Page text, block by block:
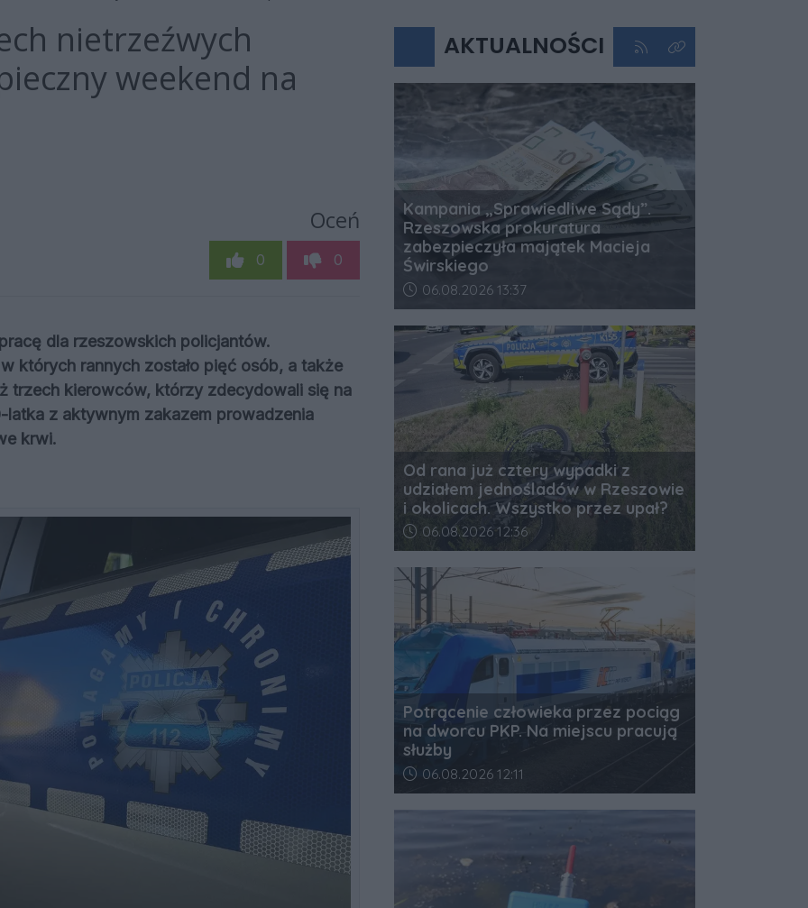
nietrzeźwych
weekend na
Oceń
0 0
dla rzeszowskich policjantów.
których rannych zostało pięć osób, a także
trzech kierowców, którzy zdecydowali się na
z aktywnym zakazem prowadzenia
krwi.
AKTUALNOŚCI Kliknij aby przejść do
Kliknij aby zobaczyć
Kampania „Sprawiedliwe Sądy”.
Rzeszowska prokuratura
zabezpieczyła majątek Macieja
Świrskiego
Data dodania artykułu:
06.08.2026 13:37
Od rana już cztery wypadki z
udziałem jednośladów w Rzeszowie
i okolicach. Wszystko przez upał?
Data dodania artykułu:
06.08.2026 12:36
Potrącenie człowieka przez pociąg
na dworcu PKP. Na miejscu pracują
służby
Data dodania artykułu:
06.08.2026 12:11